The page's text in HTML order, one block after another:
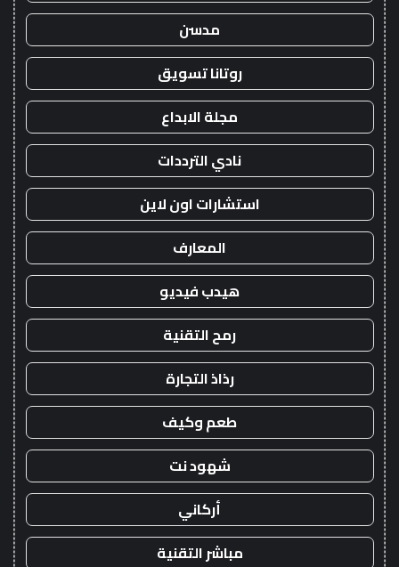
مدسن
روتانا تسويق
مجلة الابداع
نادي الترددات
استشارات اون لاين
المعارف
هيدب فيديو
رمح التقنية
رذاذ التجارة
طعم وكيف
شهود نت
أركاني
مباشر التقنية